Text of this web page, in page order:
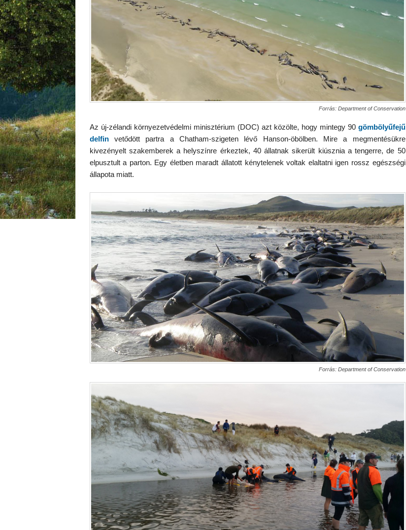
Forrás: Department of Conservation
Az új-zélandi környezetvédelmi minisztérium (DOC) azt közölte, hogy mintegy 90 gömbölyűfejű
delfinvetődött partra a Chatham-szigeten lévő Hanson-öbölben. Mire a megmentésükre
kivezényelt szakemberek a helyszínre érkeztek, 40 állatnak sikerült kiúsznia a tengerre, de 50
elpusztult a parton. Egy életben maradt állatott kénytelenek voltak elaltatni igen rossz egészségi
állapota miatt.
Forrás: Department of Conservation